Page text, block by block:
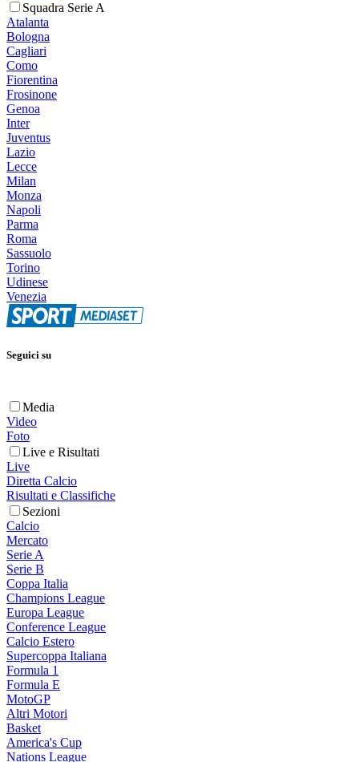
Squadra Serie A
Atalanta
Bologna
Cagliari
Como
Fiorentina
Frosinone
Genoa
Inter
Juventus
Lazio
Lecce
Milan
Monza
Napoli
Parma
Roma
Sassuolo
Torino
Udinese
Venezia
Seguici su
Media
Video
Foto
Live e Risultati
Live
Diretta Calcio
Risultati e Classifiche
Sezioni
Calcio
Mercato
Serie A
Serie B
Coppa Italia
Champions League
Europa League
Conference League
Calcio Estero
Supercoppa Italiana
Formula 1
Formula E
MotoGP
Altri Motori
Basket
America's Cup
Nations League